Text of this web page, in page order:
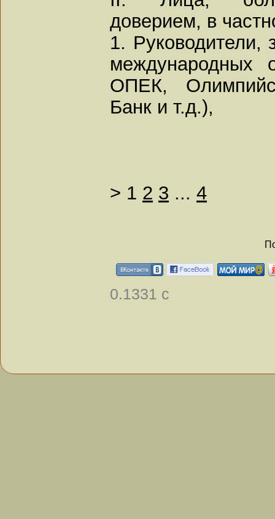
доверием, в
1. Руководители,
международных
ОПЕК,
Банк и т.д.),
> 1 2 3 ... 4
0.1331 с